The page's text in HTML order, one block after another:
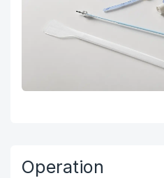
Operation